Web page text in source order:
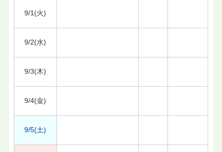
9/1(火)
9/2(水)
9/3(木)
9/4(金)
9/5(土)